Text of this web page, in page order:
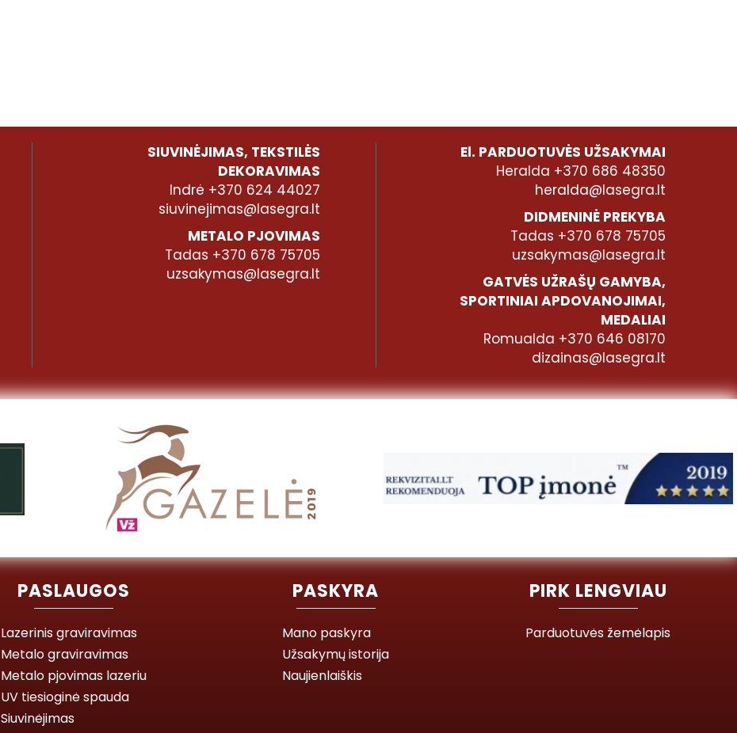
SIUVINĖJIMAS, TEKSTILĖS
DEKORAVIMAS
Indrė +370 624 44027
siuvinejimas@lasegra.lt
METALO PJOVIMAS
Tadas +370 678 75705
uzsakymas@lasegra.lt
El. PARDUOTUVĖS UŽSAKYMAI
Heralda +370 686 48350
heralda@lasegra.lt
DIDMENINĖ PREKYBA
Tadas +370 678 75705
uzsakymas@lasegra.lt
GATVĖS UŽRAŠŲ GAMYBA,
SPORTINIAI APDOVANOJIMAI,
MEDALIAI
Romualda +370 646 08170
dizainas@lasegra.lt
PASLAUGOS
Lazerinis graviravimas
Metalo graviravimas
Metalo pjovimas lazeriu
UV tiesioginė spauda
Siuvinėjimas
PASKYRA
Mano paskyra
Užsakymų istorija
Naujienlaiškis
PIRK LENGVIAU
Parduotuvės žemėlapis